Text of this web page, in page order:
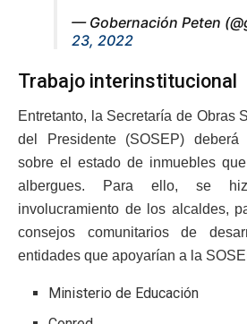
— Gobernación Peten
23, 2022
Trabajo interinstitucional
Entretanto, la Secretaría de Obras
del Presidente (SOSEP)
sobre el estado de inmuebles
albergues. Para ello, se
involucramiento de los alcaldes,
consejos comunitarios de
entidades que apoyarían a la
Ministerio de Educación